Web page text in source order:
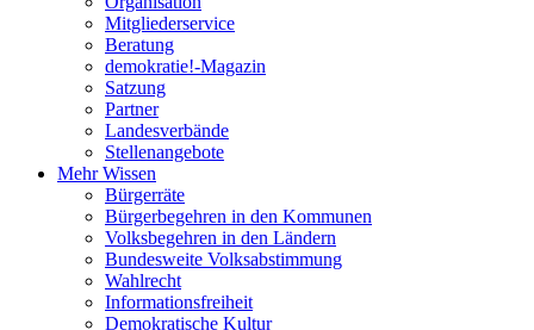
Mitgliederservice
Beratung
demokratie!-Magazin
Satzung
Partner
Landesverbände
Stellenangebote
Mehr Wissen
Bürgerräte
Bürgerbegehren in den Kommunen
Volksbegehren in den Ländern
Bundesweite Volksabstimmung
Wahlrecht
Informationsfreiheit
Demokratische Kultur